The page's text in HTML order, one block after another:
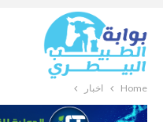
Home أخبار